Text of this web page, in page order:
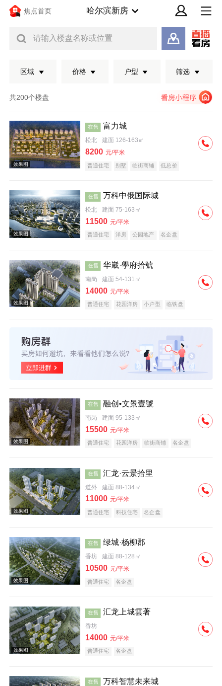
焦点首页 哈尔滨新房
请输入楼盘名称或位置
区域 价格 户型 筛选
共200个楼盘
效果图
在售 富力城
松北 建面 126-163㎡
8200 元/平米
普通住宅 别墅 临街商铺 低总价
效果图
在售 万科中俄国际城
松北 建面 75-163㎡
11500 元/平米
普通住宅 洋房 公园地产 名企盘
效果图
在售 华崴·學府拾號
南岗 建面 54-131㎡
14000 元/平米
普通住宅 花园洋房 小户型 临铁盘
在售 融创•文景壹號
南岗 建面 95-133㎡
15500 元/平米
普通住宅 花园洋房 临街商铺 名企盘
效果图
在售 汇龙·云景拾里
道外 建面 88-134㎡
11000 元/平米
普通住宅 科技住宅 名企盘
在售 绿城·杨柳郡
香坊 建面 88-128㎡
10500 元/平米
普通住宅 名企盘
在售 汇龙上城雲著
香坊
14000 元/平米
普通住宅 名企盘
在售 万科智慧未来城